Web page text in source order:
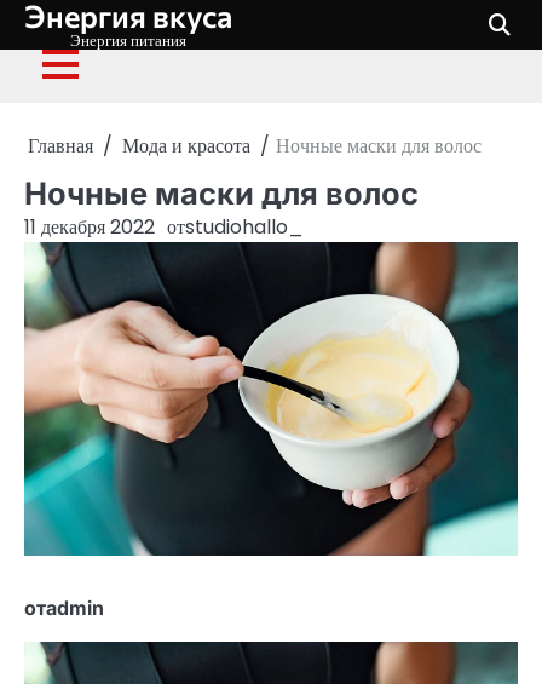
Перейти
содержимому
Энергия вкуса
Энергия питания
Главная Мода и красота Ночные маски для волос
Ночные маски для волос
11 декабря 2022 отstudiohallo_
отadmin